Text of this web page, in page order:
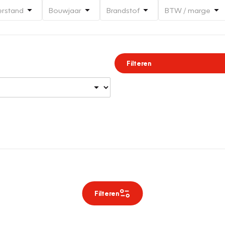
Bouwjaar Brandstof BTW / marge
Filteren
Filteren